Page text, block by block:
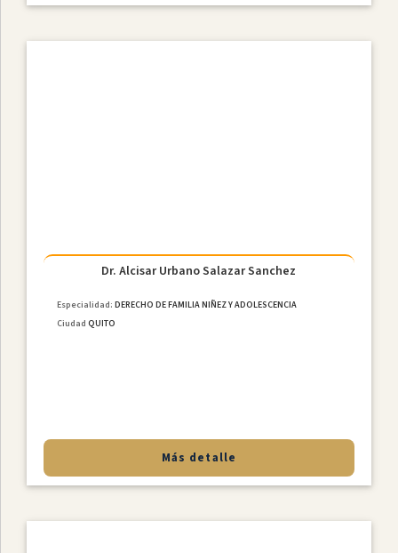
Dr. Alcisar Urbano Salazar Sanchez
Especialidad:DERECHO DE FAMILIA NIÑEZ Y ADOLESCENCIA
Ciudad QUITO
Más detalle